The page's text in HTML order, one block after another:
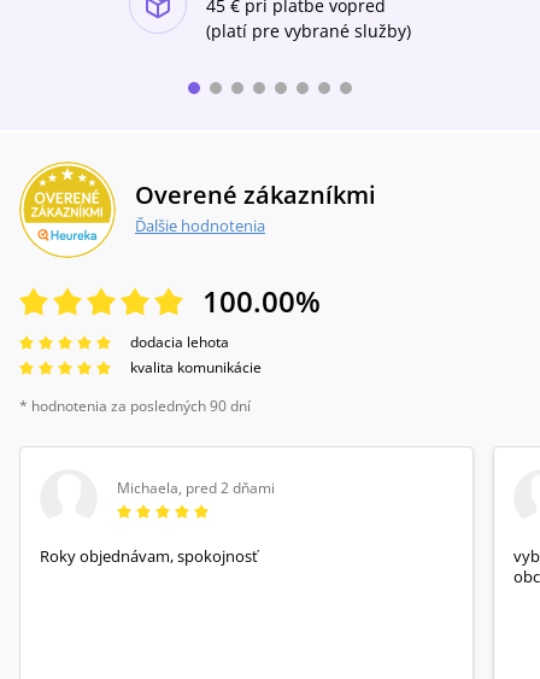
45 € pri platbe vopred
(platí pre vybrané služby)
Overené zákazníkmi
Ďalšie hodnotenia
100.00%
dodacia lehota
kvalita komunikácie
* hodnotenia za posledných 90 dní
Michaela, pred 2 dňami
Roky objednávam, spokojnosť